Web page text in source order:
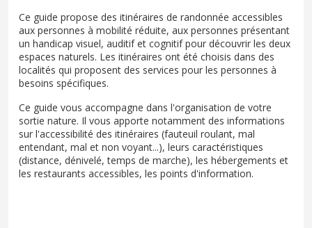
Ce guide propose des itinéraires de randonnée accessibles
aux personnes à mobilité réduite, aux personnes présentant
un handicap visuel, auditif et cognitif pour découvrir les deux
espaces naturels. Les itinéraires ont été choisis dans des
localités qui proposent des services pour les personnes à
besoins spécifiques.
Ce guide vous accompagne dans l'organisation de votre
sortie nature. Il vous apporte notamment des informations
sur l'accessibilité des itinéraires (fauteuil roulant, mal
entendant, mal et non voyant...), leurs caractéristiques
(distance, dénivelé, temps de marche), les hébergements et
les restaurants accessibles, les points d'information.